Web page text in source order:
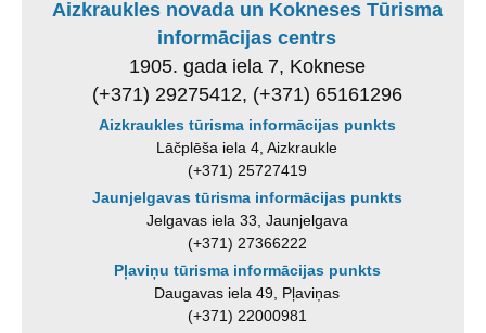
Aizkraukles novada un Kokneses Tūrisma
informācijas centrs
1905. gada iela 7, Koknese
(+371) 29275412, (+371) 65161296
Aizkraukles tūrisma informācijas punkts
Lāčplēša iela 4, Aizkraukle
(+371) 25727419
Jaunjelgavas tūrisma informācijas punkts
Jelgavas iela 33, Jaunjelgava
(+371) 27366222
Pļaviņu tūrisma informācijas punkts
Daugavas iela 49, Pļaviņas
(+371) 22000981